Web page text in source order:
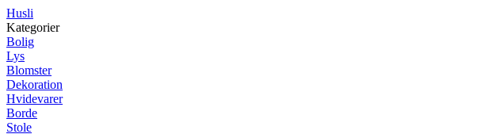
Husli
Kategorier
Bolig
Lys
Blomster
Dekoration
Hvidevarer
Borde
Stole